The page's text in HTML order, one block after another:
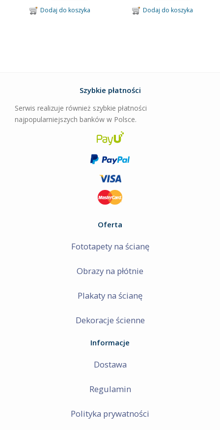
Dodaj do koszyka Dodaj do koszyka
Szybkie płatności
Serwis realizuje również szybkie płatności
najpopularniejszych banków w Polsce.
Oferta
Fototapety na ścianę
Obrazy na płótnie
Plakaty na ścianę
Dekoracje ścienne
Informacje
Dostawa
Regulamin
Polityka prywatności